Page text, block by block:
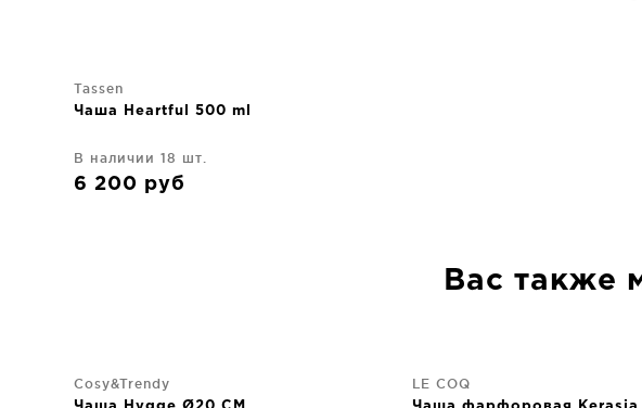
Tassen
Чаша Heartful 500 ml
В наличии 18 шт.
6 200 руб
Вас также
Cosy&Trendy LE COQ